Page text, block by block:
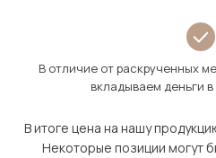
В отличие от раскрученных
вкладываем деньги
В итоге цена на нашу
Некоторые позиции могут